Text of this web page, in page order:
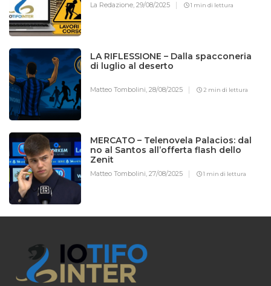
La Redazione,29/08/2025 1 min di lettura
LA RIFLESSIONE – Dalla spacconeria
di luglio al deserto
Matteo Tombolini,28/08/2025 2 min di lettura
MERCATO – Telenovela Palacios: dal
no al Santos all’offerta flash dello
Zenit
Matteo Tombolini,27/08/2025 1 min di lettura